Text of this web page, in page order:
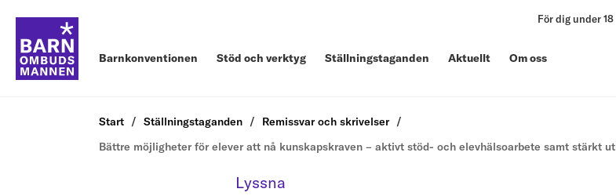
För dig under 18
Barnkonventionen Stöd och verktyg Ställningstaganden Aktuellt Om oss
Start Ställningstaganden
Remissvar och skrivelser
Bättre möjligheter för elever att nå kunskapskraven – aktivt stöd- och elevhälsoarbete samt stärkt
Lyssna